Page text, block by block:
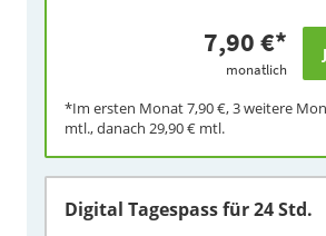
7,90 €*
monatlich
*Im ersten Monat7,90 €, 3 weitere
mtl., danach 29,90 € mtl.
Digital Tagespassfür 24 Std.